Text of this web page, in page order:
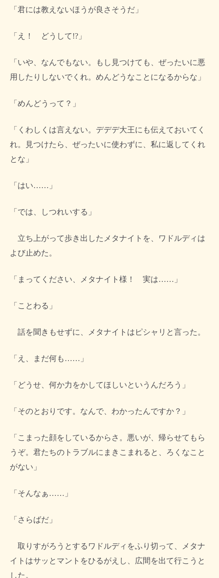
「君には教えないほうが良さそうだ」
「え！ どうして!?」
「いや、なんでもない。もし見つけても、ぜったいに悪
用したりしないでくれ。めんどうなことになるからな」
「めんどうって？」
「くわしくは言えない。デデデ大王にも伝えておいてく
れ。見つけたら、ぜったいに使わずに、私に返してくれ
とな」
「はい……」
「では、しつれいする」
立ち上がって歩き出したメタナイトを、ワドルディは
よび止めた。
「まってください、メタナイト様！ 実は……」
「ことわる」
話を聞きもせずに、メタナイトはピシャリと言った。
「え、まだ何も……」
「どうせ、何か力をかしてほしいというんだろう」
「そのとおりです。なんで、わかったんですか？」
「こまった顔をしているからさ。悪いが、帰らせてもら
うぞ。君たちのトラブルにまきこまれると、ろくなこと
がない」
「そんなぁ……」
「さらばだ」
取りすがろうとするワドルディをふり切って、メタナ
イトはサッとマントをひるがえし、広間を出て行こうと
した。